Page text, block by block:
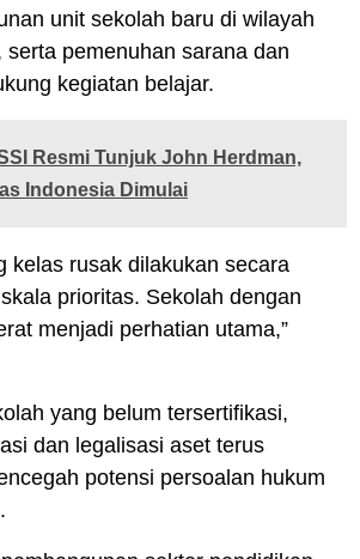
unit sekolah baru di wilayah
serta pemenuhan sarana dan
kegiatan belajar.
Resmi Tunjuk John Herdman,
Indonesia Dimulai
kelas rusak dilakukan secara
prioritas. Sekolah dengan
menjadi perhatian utama,”
yang belum tersertifikasi,
dan legalisasi aset terus
potensi persoalan hukum